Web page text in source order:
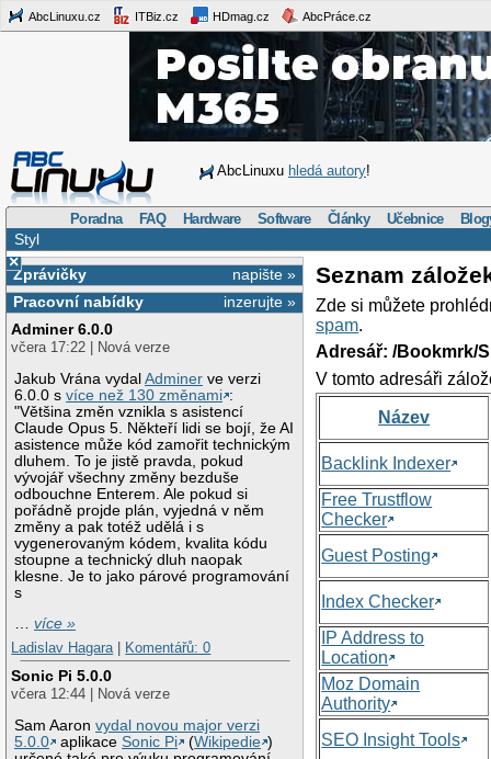
AbcLinuxu.cz ITBiz.cz HDmag.cz AbcPráce.cz
AbcLinuxu hledá autory!
Poradna FAQ Hardware Software Články Učebnice
Styl
×
napište »
Zprávičky
inzerujte »
Pracovní nabídky
Adminer 6.0.0
včera 17:22 | Nová verze
Jakub Vrána vydalAdminer ve verzi
6.0.0 svíce než 130 změnami :
"Většina změn vznikla s asistencí
Claude Opus 5. Někteří lidi se bojí, že AI
asistence může kód zamořit technickým
dluhem. To je jistě pravda, pokud
vývojář všechny změny bezduše
odbouchne Enterem. Ale pokud si
pořádně projde plán, vyjedná v něm
změny a pak totéž udělá i s
vygenerovaným kódem, kvalita kódu
stoupne a technický dluh naopak
klesne. Je to jako párové programování
s
…více »
Ladislav Hagara
Komentářů: 0
Sonic Pi 5.0.0
včera 12:44 | Nová verze
Sam Aaronvydal novou major verzi
5.0.0
aplikaceSonic Pi (Wikipedie )
Seznam
Zde si můžete
spam.
Adresář: /Bookmrk/
V tomto adresáři
Název
Backlink Indexer
Free Trustflow
Checker
Guest Posting
Index Checker
IP Address to
Location
Moz Domain
Authority
SEO Insight Tools